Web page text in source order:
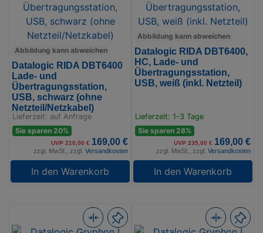
Abbildung kann abweichen
Datalogic RIDA DBT6400
Lade- und
Übertragungsstation,
USB, schwarz (ohne
Netzteil/Netzkabel)
Lieferzeit: auf Anfrage
Sie sparen 20%
UVP 210,00 € 169,00 €
zzgl. MwSt., zzgl. Versandkosten
In den Warenkorb
Abbildung kann abweichen
Datalogic RIDA DBT6400,
HC, Lade- und
Übertragungsstation,
USB, weiß (inkl. Netzteil)
Lieferzeit: 1-3 Tage
Sie sparen 28%
UVP 235,00 € 169,00 €
zzgl. MwSt., zzgl. Versandkosten
In den Warenkorb